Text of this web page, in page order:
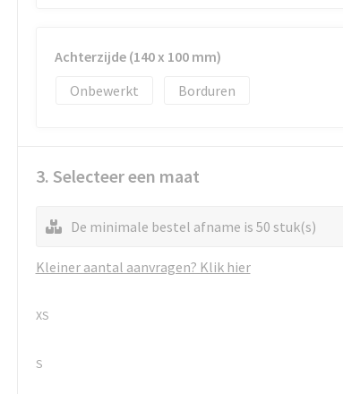
Achterzijde (140 x 100 mm)
Onbewerkt
Borduren
3. Selecteer een maat
De minimale bestel afname is 50 stuk(s)
Kleiner aantal aanvragen? Klik hier
XS
S